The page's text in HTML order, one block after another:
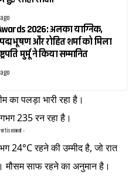
2026: अलका याग्निक,
भूषण और रोहित शर्मा को मिला
मुर्मू ने किया सम्मानित
का पलड़ा भारी रहा है।
235 रन रहा है।
-
24°C रहने की उम्मीद है, जो रात
मौसम साफ रहने का अनुमान है।